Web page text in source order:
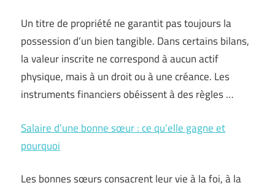
Un titre de propriété ne garantit pas toujours la
possession d’un bien tangible. Dans certains bilans,
la valeur inscrite ne correspond à aucun actif
physique, mais à un droit ou à une créance. Les
instruments financiers obéissent à des règles …
Salaire d’une bonne sœur : ce qu’elle gagne et
pourquoi
Les bonnes sœurs consacrent leur vie à la foi, à la